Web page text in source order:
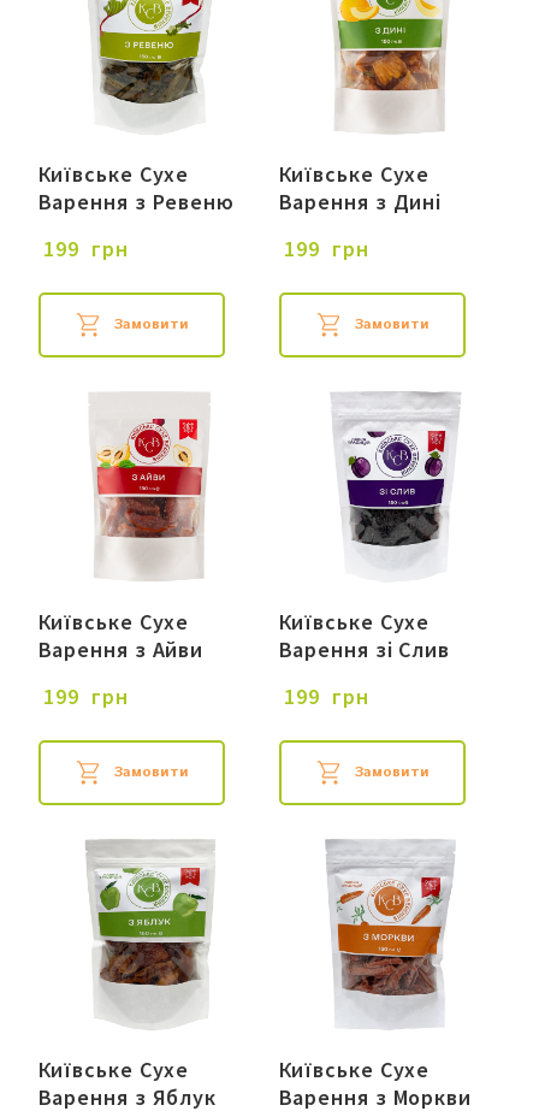
Київське Сухе
Варення з Ревеню
199  грн
Замовити
Київське Сухе
Варення з Дині
199  грн
Замовити
Київське Сухе
Варення з Айви
199  грн
Замовити
Київське Сухе
Варення зі Слив
199  грн
Замовити
Київське Сухе
Варення з Яблук
Київське Сухе
Варення з Моркви